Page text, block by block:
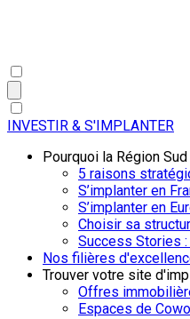
INVESTIR & S'IMPLANTER
Pourquoi la Région Sud
5 raisons
S’implanter en
S’implanter en
Choisir sa
Success Stories
Nos filières
Trouver votre site
Offres
Espaces de